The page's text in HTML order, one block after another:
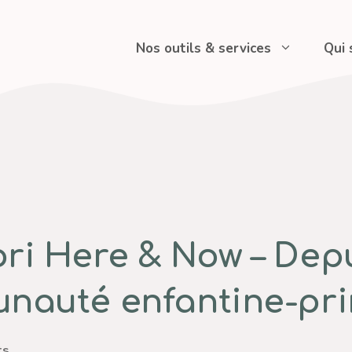
Nos outils & services Qui
Here & Now –
enfantine-